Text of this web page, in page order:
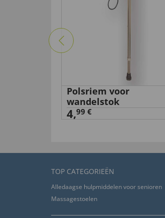
Polsriem voor
wandelstok
4,99 €
TOP CATEGORIEËN
Alledaagse hulpmiddelen voor senioren
Massagestoelen